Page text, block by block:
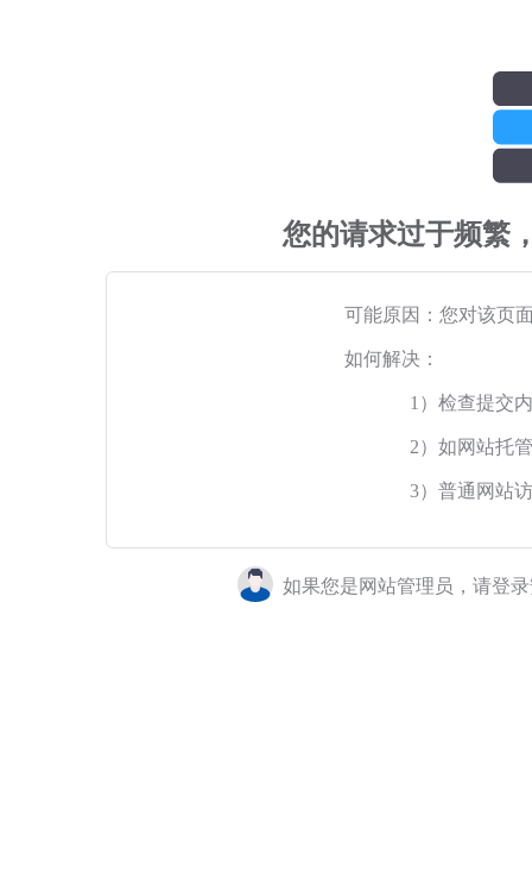
您的请求过于频繁
可能原因：您对该页
如何解决：
1）检查提交
2）如网站托
3）普通网站
如果您是网站管理员，请登